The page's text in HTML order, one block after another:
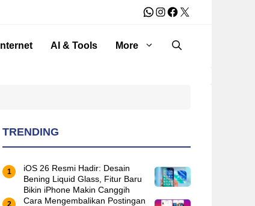
WhatsApp
Instagram
Facebook
X
Internet AI & Tools More
TRENDING
iOS 26 Resmi Hadir: Desain
Bening Liquid Glass, Fitur Baru
Bikin iPhone Makin Canggih
Cara Mengembalikan Postingan